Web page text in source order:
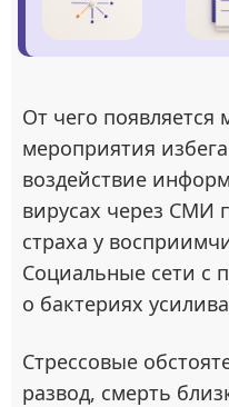
От чего
мероприятия
воздействие
вирусах через СМИ
страха у
Социальные сети с
о бактериях
Стрессовые
развод, смерть